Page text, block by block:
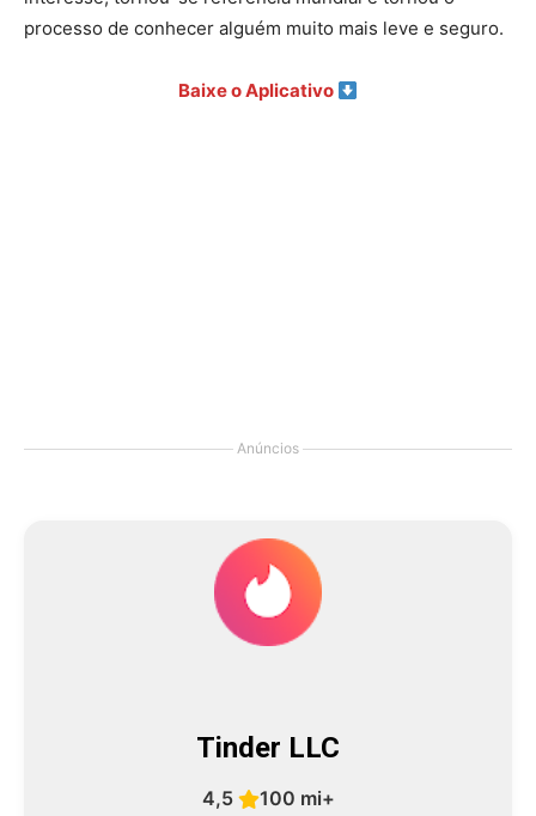
processo de conhecer alguém muito mais leve e seguro.
Baixe o Aplicativo
Anúncios
Tinder LLC
4,5 100 mi+